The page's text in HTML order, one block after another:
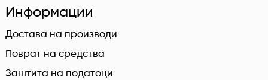
Информации
Достава на производи
Поврат на средства
Заштита на податоци